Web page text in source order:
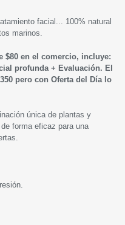
facial... 100% natural
marinos.
$80 en el comercio, incluye:
profunda + Evaluación. El
pero con Oferta del Día lo
única de plantas y
forma eficaz para una